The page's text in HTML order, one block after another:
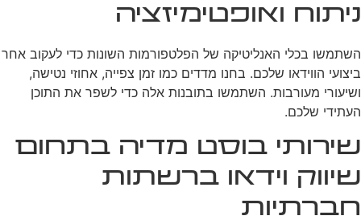
ניתוח ואופטימיזציה
השתמשו בכלי האנליטיקה של הפלטפורמות השונות כדי לעקוב אחר
ביצועי הווידאו שלכם. בחנו מדדים כמו זמן צפייה, אחוזי נטישה,
ושיעורי מעורבות. השתמשו בתובנות אלה כדי לשפר את התוכן
העתידי שלכם.
שירותי בוסט מדיה בתחום
שיווק וידאו ברשתות
חברתיות